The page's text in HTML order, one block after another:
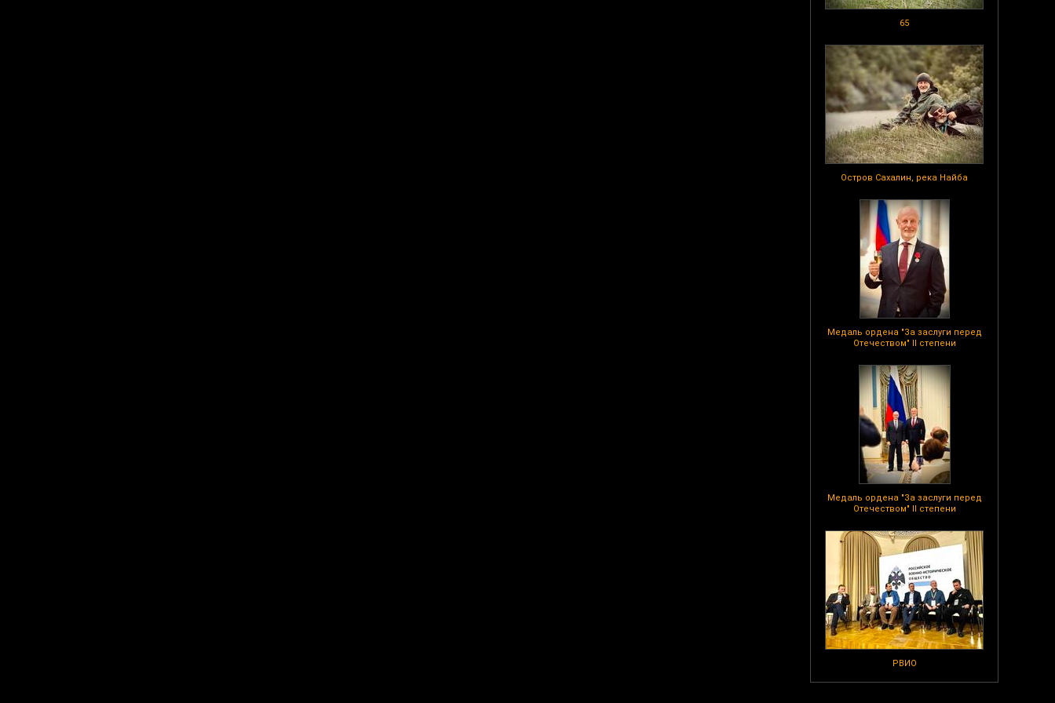
65
Остров Сахалин, река Найба
Медаль ордена "За заслуги перед
Отечеством" II степени
Медаль ордена "За заслуги перед
Отечеством" II степени
РВИО